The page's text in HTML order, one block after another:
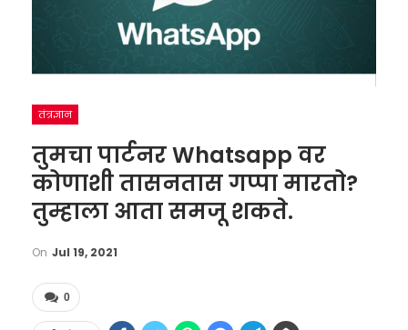
तंत्रज्ञान
तुमचा पार्टनर Whatsapp वर
कोणाशी तासनतास गप्पा मारतो?
तुम्हाला आता समजू शकते.
On Jul 19, 2021
0